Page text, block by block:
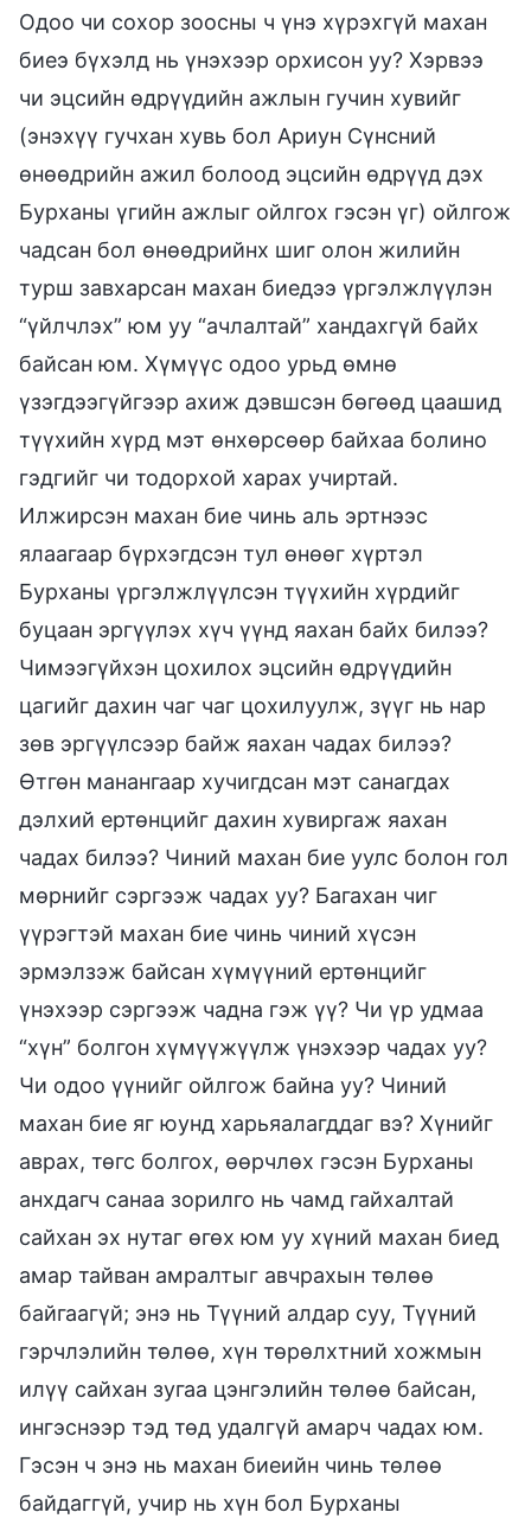
Одоо чи сохор зоосны ч үнэ хүрэхгүй махан
биеэ бүхэлд нь үнэхээр орхисон уу? Хэрвээ
чи эцсийн өдрүүдийн ажлын гучин хувийг
(энэхүү гучхан хувь бол Ариун Сүнсний
өнөөдрийн ажил болоод эцсийн өдрүүд дэх
Бурханы үгийн ажлыг ойлгох гэсэн үг) ойлгож
чадсан бол өнөөдрийнх шиг олон жилийн
турш завхарсан махан биедээ үргэлжлүүлэн
“үйлчлэх” юм уу “ачлалтай” хандахгүй байх
байсан юм. Хүмүүс одоо урьд өмнө
үзэгдээгүйгээр ахиж дэвшсэн бөгөөд цаашид
түүхийн хүрд мэт өнхөрсөөр байхаа болино
гэдгийг чи тодорхой харах учиртай.
Илжирсэн махан бие чинь аль эртнээс
ялаагаар бүрхэгдсэн тул өнөөг хүртэл
Бурханы үргэлжлүүлсэн түүхийн хүрдийг
буцаан эргүүлэх хүч үүнд яахан байх билээ?
Чимээгүйхэн цохилох эцсийн өдрүүдийн
цагийг дахин чаг чаг цохилуулж, зүүг нь нар
зөв эргүүлсээр байж яахан чадах билээ?
Өтгөн манангаар хучигдсан мэт санагдах
дэлхий ертөнцийг дахин хувиргаж яахан
чадах билээ? Чиний махан бие уулс болон гол
мөрнийг сэргээж чадах уу? Багахан чиг
үүрэгтэй махан бие чинь чиний хүсэн
эрмэлзэж байсан хүмүүний ертөнцийг
үнэхээр сэргээж чадна гэж үү? Чи үр удмаа
“хүн” болгон хүмүүжүүлж үнэхээр чадах уу?
Чи одоо үүнийг ойлгож байна уу? Чиний
махан бие яг юунд харьяалагддаг вэ? Хүнийг
аврах, төгс болгох, өөрчлөх гэсэн Бурханы
анхдагч санаа зорилго нь чамд гайхалтай
сайхан эх нутаг өгөх юм уу хүний махан биед
амар тайван амралтыг авчрахын төлөө
байгаагүй; энэ нь Түүний алдар суу, Түүний
гэрчлэлийн төлөө, хүн төрөлхтний хожмын
илүү сайхан зугаа цэнгэлийн төлөө байсан,
ингэснээр тэд төд удалгүй амарч чадах юм.
Гэсэн ч энэ нь махан биеийн чинь төлөө
байдаггүй, учир нь хүн бол Бурханы